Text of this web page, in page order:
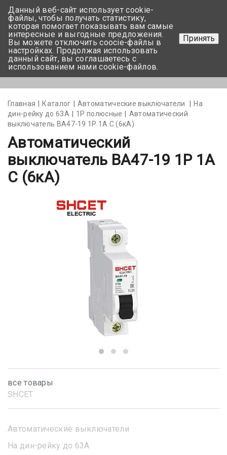
+375 17-350-99-56
+375 44-752-82-08
Задать вопрос
Главная Каталог Автоматические выключатели
На
дин-рейку до 63А
1Р полюсные
Автоматический
выключатель BA47-19 1P 1А С (6кА)
Автоматический
выключатель BA47-19 1P 1А
С (6кА)
все товары
SHСET
Автоматические выключатели
На дин-рейку до 63А
Данный веб-сайт использует cookie-
файлы, чтобы получать статистику,
которая помогает показывать вам самые
интересные и выгодные предложения.
Вы можете отключить coocie-файлы в
настройках. Продолжая использовать
данный сайт, вы соглашаетесь с
использованием нами cookie-файлов.
Принять